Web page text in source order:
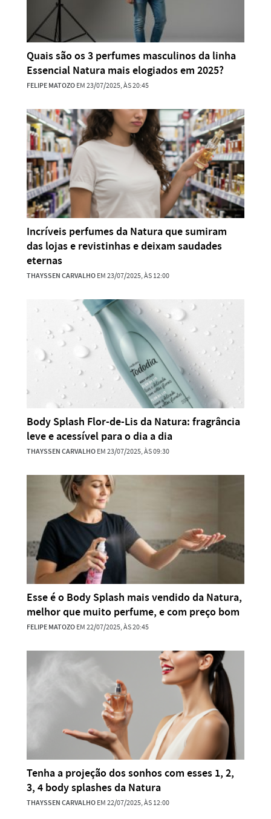
Quais são os 3 perfumes masculinos da linha
Essencial Natura mais elogiados em 2025?
FELIPE MATOZOEM 23/07/2025, ÀS 20:45
Incríveis perfumes da Natura que sumiram
das lojas e revistinhas e deixam saudades
eternas
THAYSSEN CARVALHOEM 23/07/2025, ÀS 12:00
Body Splash Flor-de-Lis da Natura: fragrância
leve e acessível para o dia a dia
THAYSSEN CARVALHOEM 23/07/2025, ÀS 09:30
Esse é o Body Splash mais vendido da Natura,
melhor que muito perfume, e com preço bom
FELIPE MATOZOEM 22/07/2025, ÀS 20:45
Tenha a projeção dos sonhos com esses 1, 2,
3, 4 body splashes da Natura
THAYSSEN CARVALHOEM 22/07/2025, ÀS 12:00